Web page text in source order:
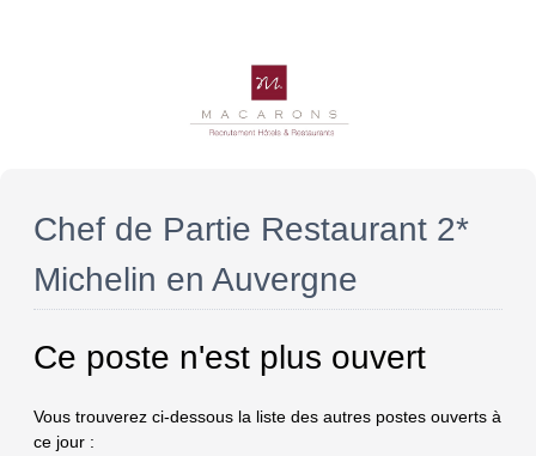
Chef de Partie Restaurant 2*
Michelin en Auvergne
Ce poste n'est plus ouvert
Vous trouverez ci-dessous la liste des autres postes ouverts à
ce jour :